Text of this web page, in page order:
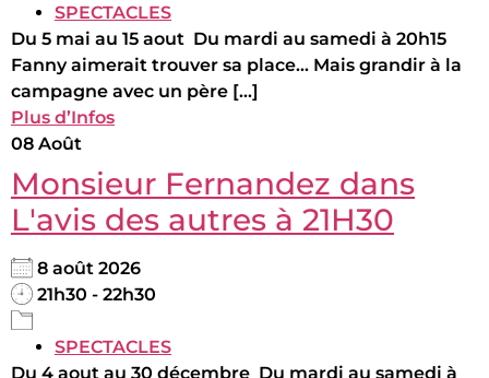
SPECTACLES
Du 5 mai au 15 aout Du mardi au samedi à 20h15
Fanny aimerait trouver sa place... Mais grandir à la
campagne avec un père [...]
Plus d’Infos
08 Août
Monsieur Fernandez dans
L'avis des autres à 21H30
8 août 2026
21h30 - 22h30
SPECTACLES
Du 4 aout au 30 décembre Du mardi au samedi à